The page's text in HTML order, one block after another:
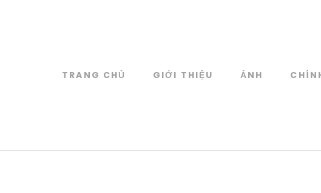
TRANG CHỦ GIỚI THIỆU ẢNH